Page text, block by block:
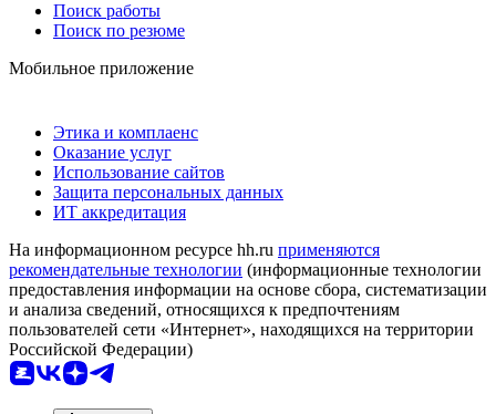
Поиск работы
Поиск по резюме
Мобильное приложение
Этика и комплаенс
Оказание услуг
Использование сайтов
Защита персональных данных
ИТ аккредитация
На информационном ресурсе hh.ru применяются
рекомендательные технологии (информационные технологии
предоставления информации на основе сбора, систематизации
и анализа сведений, относящихся к предпочтениям
пользователей сети «Интернет», находящихся на территории
Российской Федерации)